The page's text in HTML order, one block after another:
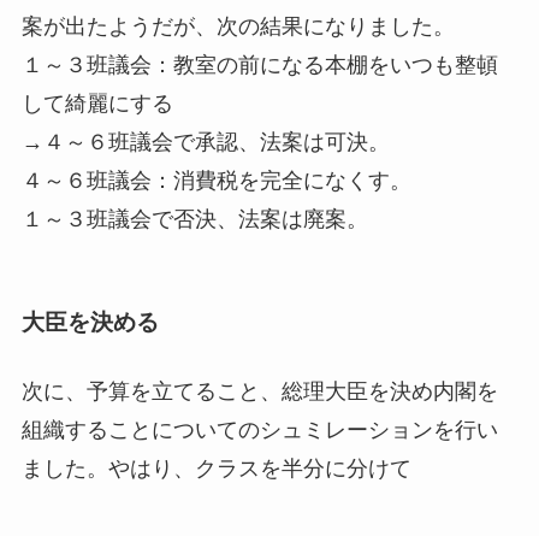
案が出たようだが、次の結果になりました。
１～３班議会：教室の前になる本棚をいつも整頓
して綺麗にする
→４～６班議会で承認、法案は可決。
４～６班議会：消費税を完全になくす。
１～３班議会で否決、法案は廃案。
大臣を決める
次に、予算を立てること、総理大臣を決め内閣を
組織することについてのシュミレーションを行い
ました。やはり、クラスを半分に分けて